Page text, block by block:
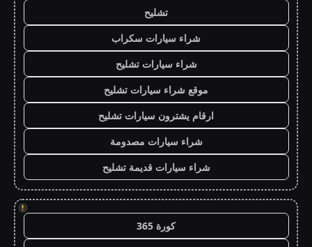
تشليح
شراء سيارات سكراب
شراء سيارات تشليح
موقع شراء سيارات تشليح
ارقام يشترون سيارات تشليح
شراء سيارات مصدومة
شراء سيارات قديمة تشليح
!
كورة 365